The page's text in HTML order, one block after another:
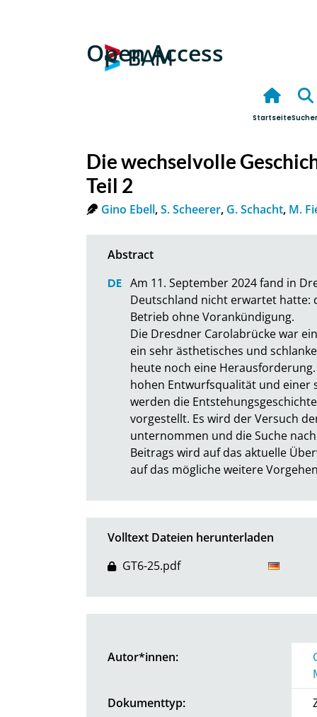
Open Access
Startseite
Die wechselvolle
Teil 2
Gino Ebell,S. Scheerer, G. Schacht, M.
Am 11. September 2024 fand in
Deutschland nicht erwartet hatte:
Betrieb ohne Vorankündigung.
Die Dresdner Carolabrücke war
ein sehr ästhetisches und
heute noch eine
hohen Entwurfsqualität und einer
werden die
vorgestellt. Es wird der Versuch
unternommen und die Suche
Beitrags wird auf das aktuelle
auf das mögliche weitere
Volltext Dateien herunterladen
GT6-25.pdf
Autor*innen:
Dokumenttyp: